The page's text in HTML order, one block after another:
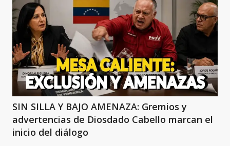
SIN SILLA Y BAJO AMENAZA: Gremios y
advertencias de Diosdado Cabello marcan el
inicio del diálogo